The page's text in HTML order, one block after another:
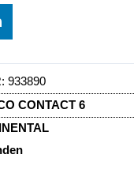
933890
CONTACT 6